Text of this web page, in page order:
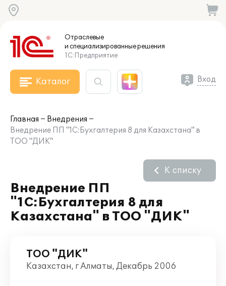
Отраслевые
и специализированныерешения
1С:Предприятие
Каталог Вход
Главная
Внедрения
Внедрение ПП "1С:Бухгалтерия 8 для Казахстана" в
ТОО "ДИК"
Внедрение ПП
"1С:Бухгалтерия 8 для
Казахстана" в ТОО "ДИК"
К списку
ТОО "ДИК"
Казахстан, г Алматы, Декабрь 2006